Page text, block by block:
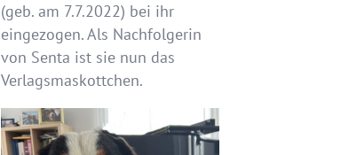
(geb. am 7.7.2022) bei ihr
eingezogen. Als Nachfolgerin
von Senta ist sie nun das
Verlagsmaskottchen.